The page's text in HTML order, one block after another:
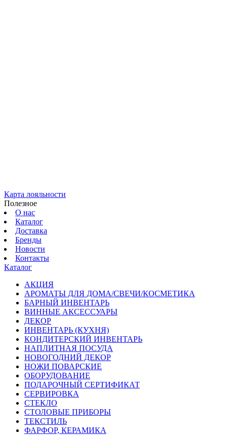
Карта лояльности
Полезное
О нас
Каталог
Доставка
Бренды
Новости
Контакты
Каталог
АКЦИЯ
АРОМАТЫ ДЛЯ ДОМА/СВЕЧИ/КОСМЕТИКА
БАРНЫЙ ИНВЕНТАРЬ
ВИННЫЕ АКСЕССУАРЫ
ДЕКОР
ИНВЕНТАРЬ (КУХНЯ)
КОНДИТЕРСКИЙ ИНВЕНТАРЬ
НАПЛИТНАЯ ПОСУДА
НОВОГОДНИЙ ДЕКОР
НОЖИ ПОВАРСКИЕ
ОБОРУДОВАНИЕ
ПОДАРОЧНЫЙ СЕРТИФИКАТ
СЕРВИРОВКА
СТЕКЛО
СТОЛОВЫЕ ПРИБОРЫ
ТЕКСТИЛЬ
ФАРФОР, КЕРАМИКА